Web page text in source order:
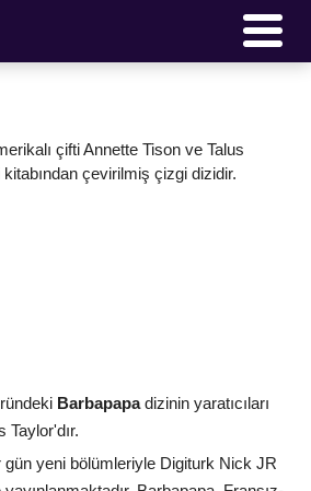
çifti Annette Tison ve Talus
çevirilmiş çizgi dizidir.
Barbapapadizinin yaratıcıları
Taylor'dır.
gün yeni bölümleriyle Digiturk Nick JR